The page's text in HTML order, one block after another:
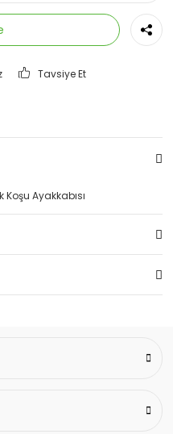
Tavsiye Et
Koşu Ayakkabısı